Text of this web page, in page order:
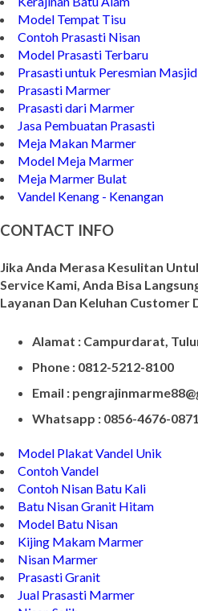
Wadah Tempat Lilin
Kerajinan Batu Alam
Model Tempat Tisu
Contoh Prasasti Nisan
Model Prasasti Terbaru
Prasasti untuk Peresmian Masjid
Prasasti Marmer
Prasasti dari Marmer
Jasa Pembuatan Prasasti
Meja Makan Marmer
Model Meja Marmer
Meja Marmer Bulat
Vandel Kenang - Kenangan
Jika Anda Merasa Kesulitan
Service Kami, Anda Bisa
Alamat : Campurdarat,
Phone : 0812-5212-8100
Email :
Model Plakat Vandel Unik
Contoh Vandel
Contoh Nisan Batu Kali
Batu Nisan Granit Hitam
Model Batu Nisan
Kijing Makam Marmer
Nisan Marmer
Prasasti Granit